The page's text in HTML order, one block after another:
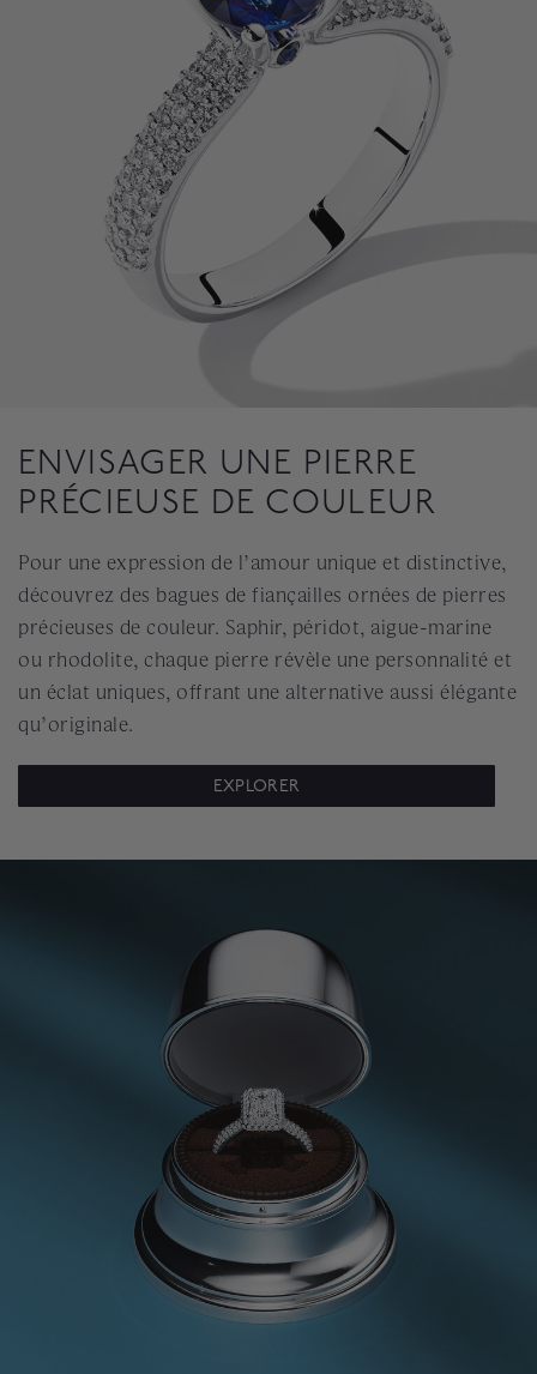
ENVISAGER UNE PIERRE
PRÉCIEUSE DE COULEUR
Pour une expression de l’amour unique et distinctive,
découvrez des bagues de fiançailles ornées de pierres
précieuses de couleur. Saphir, péridot, aigue-marine
ou rhodolite, chaque pierre révèle une personnalité et
un éclat uniques, offrant une alternative aussi élégante
qu’originale.
EXPLORER